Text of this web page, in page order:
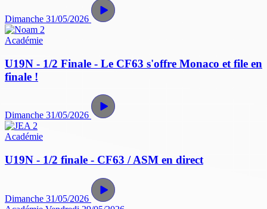
Dimanche 31/05/2026
Académie
U19N - 1/2 Finale - Le CF63 s'offre Monaco et file en
finale !
Dimanche 31/05/2026
Académie
U19N - 1/2 finale - CF63 / ASM en direct
Dimanche 31/05/2026